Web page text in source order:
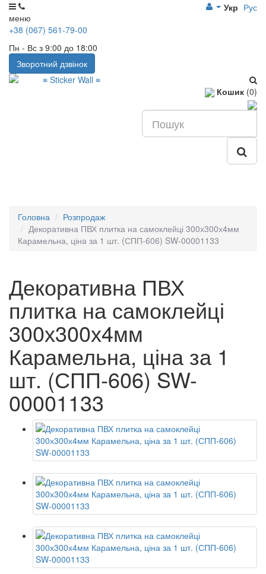
меню
Укр Рус
+38 (067) 561-79-00
Пн - Вс з 9:00 до 18:00
Зворотний дзвінок
Кошик (0)
Головна
Розпродаж
Декоративна ПВХ плитка на самоклейці 300х300х4мм
Карамельна, ціна за 1 шт. (СПП-606) SW-00001133
Декоративна ПВХ
плитка на самоклейці
300х300х4мм
Карамельна, ціна за 1
шт. (СПП-606) SW-
00001133